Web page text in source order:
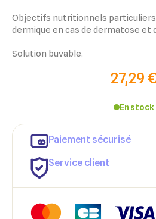
Objectifs nutritionnels
dermique en cas de dermatose et
Solution buvable.
27,29
En stock
Paiement sécurisé
Service client